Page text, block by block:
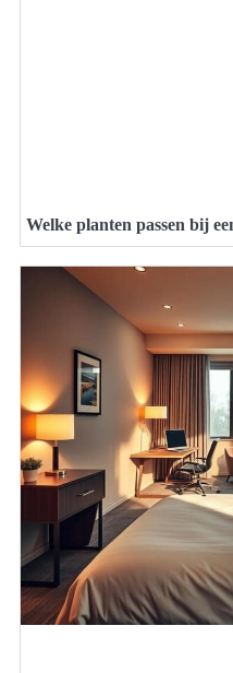
Welke planten passen bij